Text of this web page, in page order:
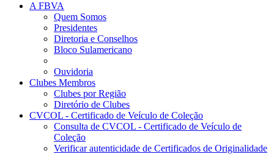
A FBVA
Quem Somos
Presidentes
Diretoria e Conselhos
Bloco Sulamericano
Ouvidoria
Clubes Membros
Clubes por Região
Diretório de Clubes
CVCOL - Certificado de Veículo de Coleção
Consulta de CVCOL - Certificado de Veículo de
Coleção
Verificar autenticidade de Certificados de Originalidade